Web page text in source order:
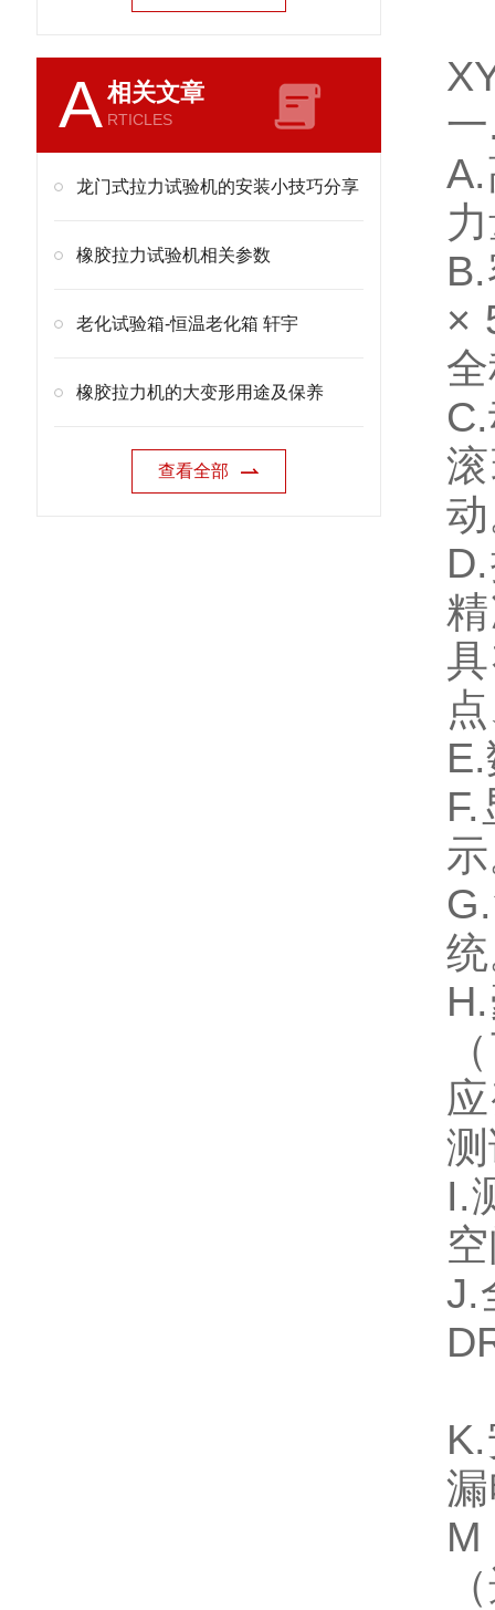
A相关文章
RTICLES
龙门式拉力试验机的安装小技巧分享
橡胶拉力试验机相关参数
老化试验箱-恒温老化箱 轩宇
橡胶拉力机的大变形用途及保养
查看全部
×
I.
J.